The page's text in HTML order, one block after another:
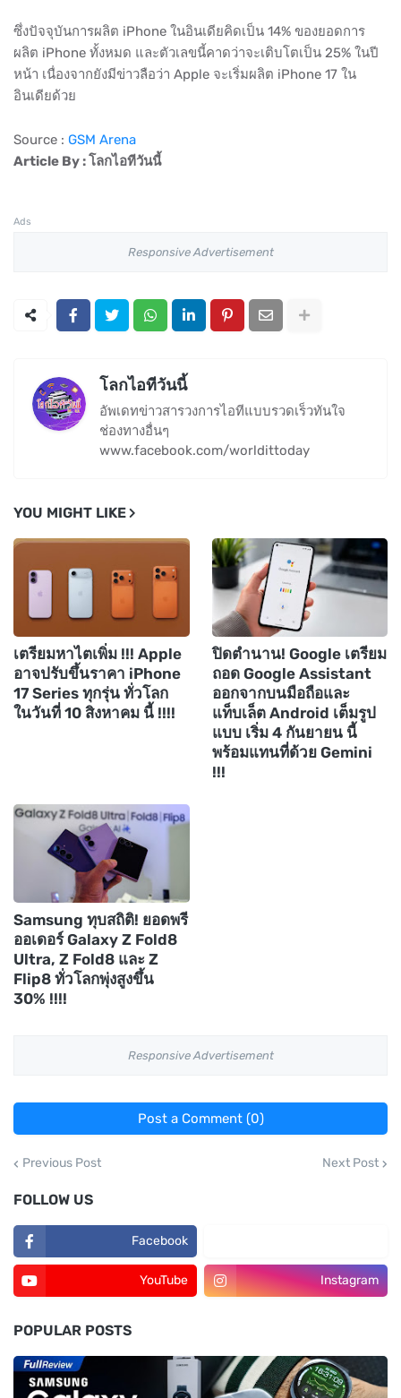
ซึ่งปัจจุบันการผลิต iPhone ในอินเดียคิดเป็น 14% ของยอดการ
ผลิต iPhone ทั้งหมด และตัวเลขนี้คาดว่าจะเติบโตเป็น 25% ในปี
หน้า เนื่องจากยังมีข่าวลือว่า Apple จะเริ่มผลิต iPhone 17 ใน
อินเดียด้วย
Source : GSM Arena
Article By : โลกไอทีวันนี้
Ads
Responsive Advertisement
โลกไอทีวันนี้
อัพเดทข่าวสารวงการไอทีแบบรวดเร็วทันใจ
ช่องทางอื่นๆ
www.facebook.com/worldittoday
YOU MIGHT LIKE
เตรียมหาไตเพิ่ม !!! Apple
อาจปรับขึ้นราคา iPhone
17 Series ทุกรุ่น ทั่วโลก
ในวันที่ 10 สิงหาคม นี้ !!!!
ปิดตำนาน! Google เตรียม
ถอด Google Assistant
ออกจากบนมือถือและ
แท็บเล็ต Android เต็มรูป
แบบ เริ่ม 4 กันยายน นี้
พร้อมแทนที่ด้วย Gemini
!!!
Samsung ทุบสถิติ! ยอดพรี
ออเดอร์ Galaxy Z Fold8
Ultra, Z Fold8 และ Z
Flip8 ทั่วโลกพุ่งสูงขึ้น
30% !!!!
Responsive Advertisement
Post a Comment (0)
Previous Post Next Post
FOLLOW US
Facebook
YouTube Instagram
POPULAR POSTS